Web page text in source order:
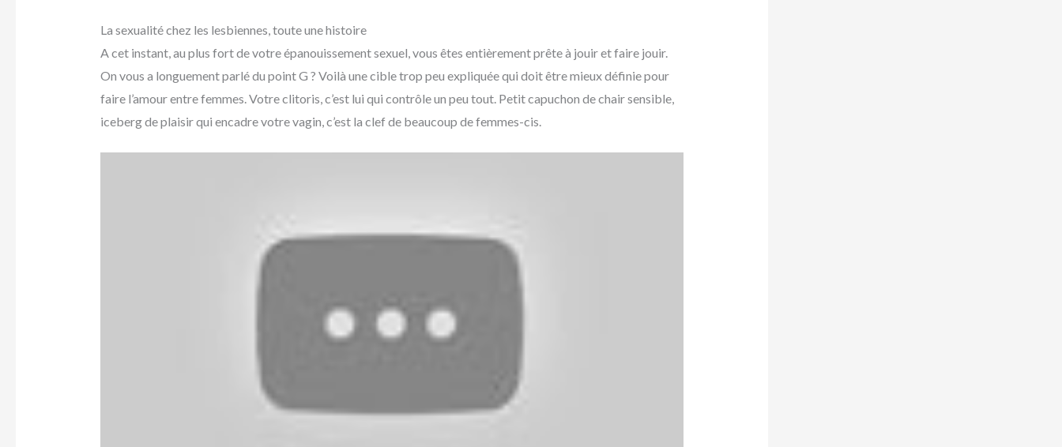
La sexualité chez les lesbiennes, toute une histoire
A cet instant, au plus fort de votre épanouissement sexuel, vous êtes entièrement prête à jouir et faire jouir.
On vous a longuement parlé du point G ? Voilà une cible trop peu expliquée qui doit être mieux définie pour
faire l’amour entre femmes. Votre clitoris, c’est lui qui contrôle un peu tout. Petit capuchon de chair sensible,
iceberg de plaisir qui encadre votre vagin, c’est la clef de beaucoup de femmes-cis.